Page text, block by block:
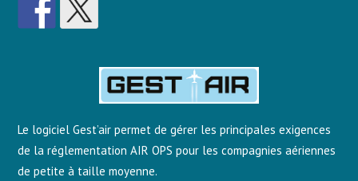
Le logiciel Gest’air permet de gérer les principales exigences
de la réglementation AIR OPS pour les compagnies aériennes
de petite à taille moyenne.